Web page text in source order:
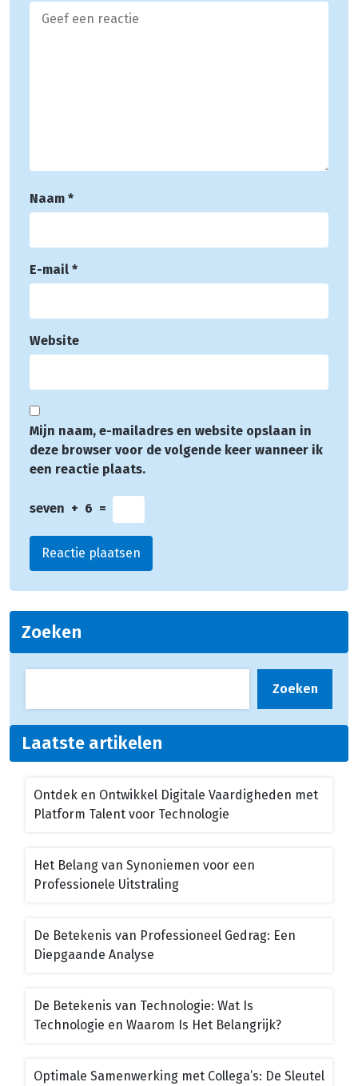
Naam *
E-mail *
Website
Mijn naam, e-mailadres en website opslaan in
deze browser voor de volgende keer wanneer ik
een reactie plaats.
seven + 6 =
Zoeken
Zoeken
Laatste artikelen
Ontdek en Ontwikkel Digitale Vaardigheden met
Platform Talent voor Technologie
Het Belang van Synoniemen voor een
Professionele Uitstraling
De Betekenis van Professioneel Gedrag: Een
Diepgaande Analyse
De Betekenis van Technologie: Wat Is
Technologie en Waarom Is Het Belangrijk?
Optimale Samenwerking met Collega’s: De Sleutel